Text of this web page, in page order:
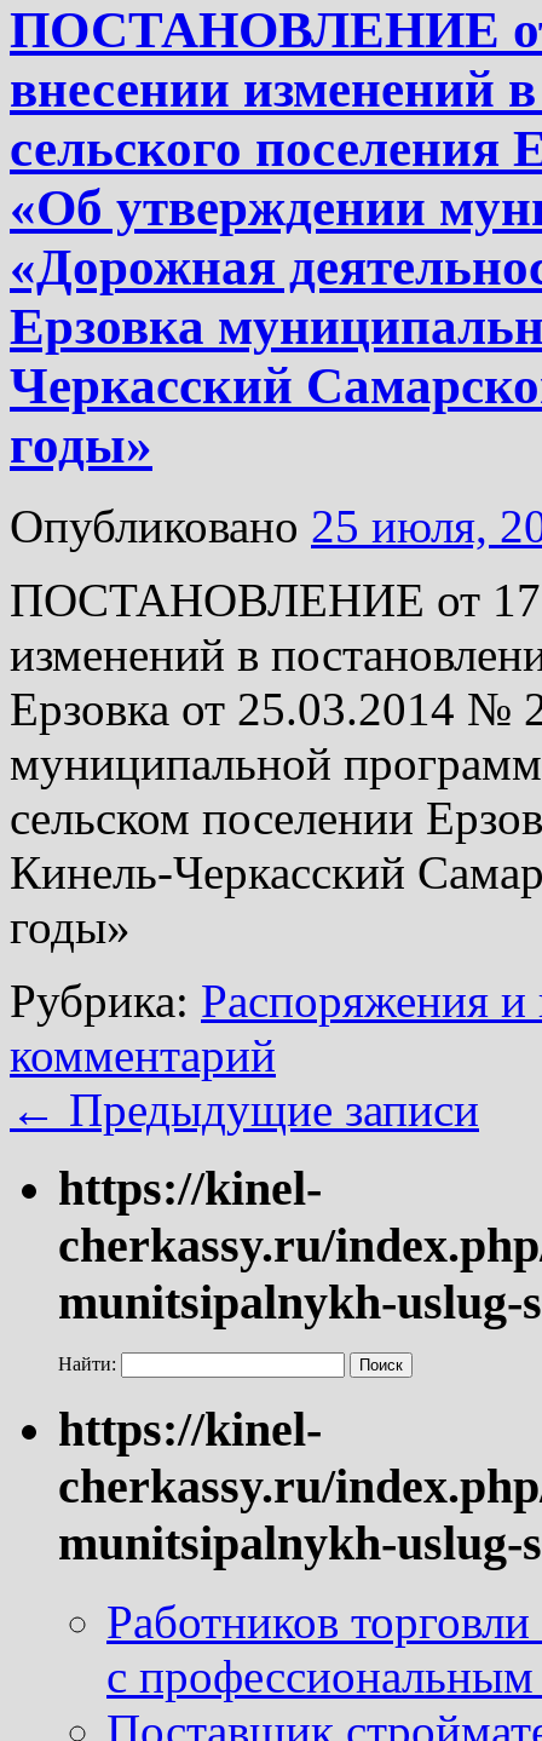
ПОСТАНОВЛЕНИЕ от
внесении изменений
сельского поселения
«Об утверждении
«Дорожная
Ерзовка
Черкасский
годы»
Опубликовано 25 июля,
ПОСТАНОВЛЕНИЕ от
изменений в
Ерзовка от 25.03.2014 №
муниципальной
сельском поселении
Кинель-Черкасский
годы»
Рубрика: Распоряжения и
комментарий
← Предыдущие записи
https://kinel-
cherkassy.ru/
munitsipalnykh-uslug-
Найти:
https://kinel-
cherkassy.ru/
munitsipalnykh-uslug-
Работников
с
Поставщик